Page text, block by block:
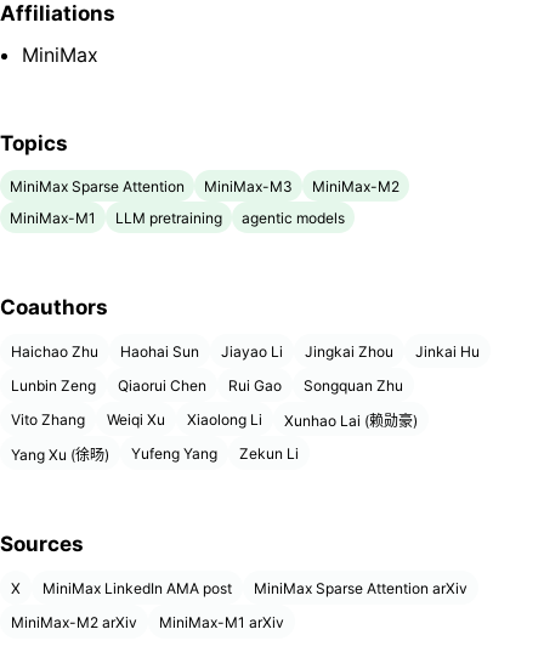
Affiliations
MiniMax
Topics
MiniMax Sparse Attention MiniMax-M3
MiniMax-M2
MiniMax-M1
LLM pretraining agentic models
Coauthors
Haichao Zhu Haohai Sun Jiayao Li Jingkai Zhou
Jinkai Hu
Lunbin Zeng
Qiaorui Chen Rui Gao
Songquan Zhu
Vito Zhang
Weiqi Xu Xiaolong Li
Xunhao Lai (赖勋豪)
Yang Xu (徐旸)
Yufeng Yang Zekun Li
Sources
X MiniMax LinkedIn AMA post
MiniMax Sparse Attention arXiv
MiniMax-M2 arXiv
MiniMax-M1 arXiv